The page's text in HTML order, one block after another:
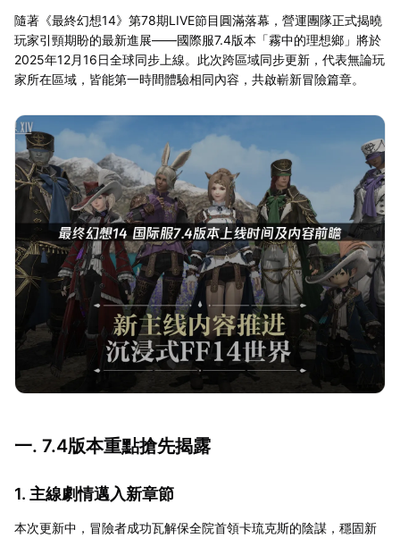
隨著《最終幻想14》第78期LIVE節目圓滿落幕，營運團隊正式揭曉
玩家引頸期盼的最新進展——國際服7.4版本「霧中的理想鄉」將於
2025年12月16日全球同步上線。此次跨區域同步更新，代表無論玩
家所在區域，皆能第一時間體驗相同內容，共啟嶄新冒險篇章。
一. 7.4版本重點搶先揭露
1. 主線劇情邁入新章節
本次更新中，冒險者成功瓦解保全院首領卡琉克斯的陰謀，穩固新